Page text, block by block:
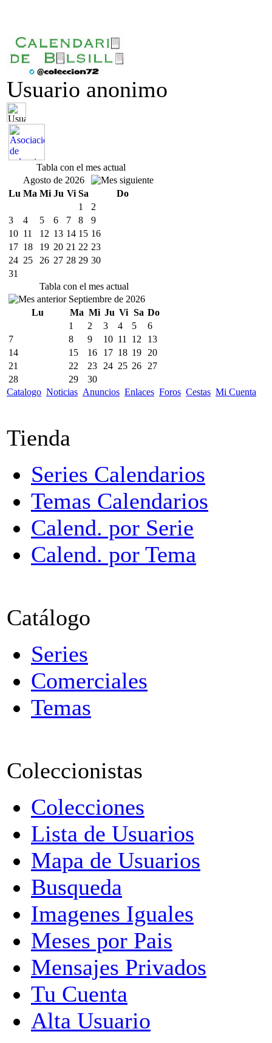
Usuario anonimo
Tabla con el mes actual
Agosto de 2026
Lu Ma Mi Ju Vi Sa
Do
1
2
3
4 5 6 7 8
9
10 11 12 13 14 15 16
17 18 19 20 21 22 23
24 25 26 27 28 29 30
31
Tabla con el mes actual
Septiembre de 2026
Lu
Ma Mi Ju Vi Sa Do
1
2 3 4 5
6
7
8 9 10 11 12
13
14
15 16 17 18 19
20
21
22 23 24 25 26
27
28
29
30
Catalogo Noticias Anuncios Enlaces Foros Cestas Mi Cuenta
Tienda
Series Calendarios
Temas Calendarios
Calend. por Serie
Calend. por Tema
Catálogo
Series
Comerciales
Temas
Coleccionistas
Colecciones
Lista de Usuarios
Mapa de Usuarios
Busqueda
Imagenes Iguales
Meses por Pais
Mensajes Privados
Tu Cuenta
Alta Usuario